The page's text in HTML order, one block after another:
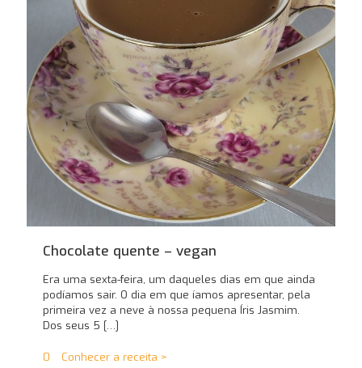
Chocolate quente – vegan
Era uma sexta-feira, um daqueles dias em que ainda
podíamos sair. O dia em que íamos apresentar, pela
primeira vez a neve à nossa pequena Íris Jasmim.
Dos seus 5 […]
0 Conhecer a receita >